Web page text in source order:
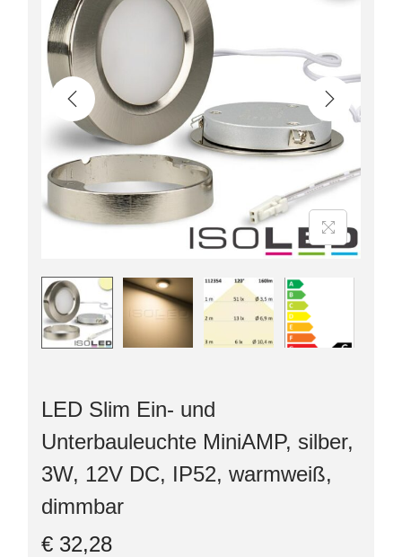
LED Slim Ein- und
Unterbauleuchte MiniAMP, silber,
3W, 12V DC, IP52, warmweiß,
dimmbar
€ 32,28